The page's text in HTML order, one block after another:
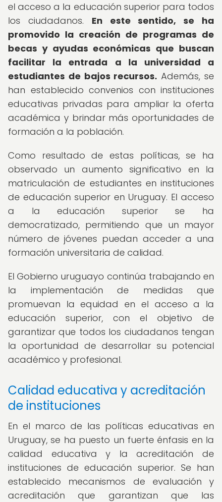
el acceso a la educación superior para todos
los ciudadanos. En este sentido, se ha
promovido la creación de programas de
becas y ayudas económicas que buscan
facilitar la entrada a la universidad a
estudiantes de bajos recursos. Además, se
han establecido convenios con instituciones
educativas privadas para ampliar la oferta
académica y brindar más oportunidades de
formación a la población.
Como resultado de estas políticas, se ha
observado un aumento significativo en la
matriculación de estudiantes en instituciones
de educación superior en Uruguay. El acceso
a la educación superior se ha
democratizado, permitiendo que un mayor
número de jóvenes puedan acceder a una
formación universitaria de calidad.
El Gobierno uruguayo continúa trabajando en
la implementación de medidas que
promuevan la equidad en el acceso a la
educación superior, con el objetivo de
garantizar que todos los ciudadanos tengan
la oportunidad de desarrollar su potencial
académico y profesional.
Calidad educativa y acreditación
de instituciones
En el marco de las políticas educativas en
Uruguay, se ha puesto un fuerte énfasis en la
calidad educativa y la acreditación de
instituciones de educación superior. Se han
establecido mecanismos de evaluación y
acreditación que garantizan que las